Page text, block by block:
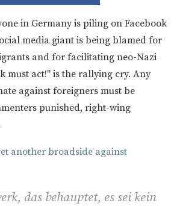
in Germany is piling on Facebook
media giant is being blamed for
and for facilitating neo-Nazi
must act!" is the rallying cry. Any
against foreigners must be
punished, right-wing
another broadside against
das behauptet, es sei kein